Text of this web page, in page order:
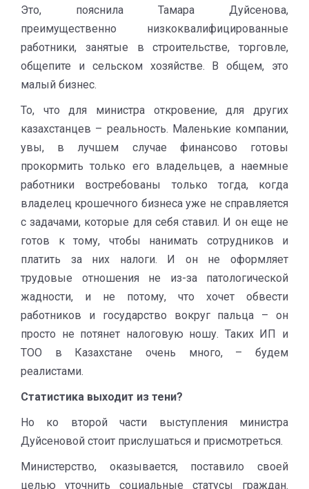
Это, пояснила Тамара Дуйсенова,
преимущественно низкоквалифицированные
работники, занятые в строительстве, торговле,
общепите и сельском хозяйстве. В общем, это
малый бизнес.
То, что для министра откровение, для других
казахстанцев – реальность. Маленькие компании,
увы, в лучшем случае финансово готовы
прокормить только его владельцев, а наемные
работники востребованы только тогда, когда
владелец крошечного бизнеса уже не справляется
с задачами, которые для себя ставил. И он еще не
готов к тому, чтобы нанимать сотрудников и
платить за них налоги. И он не оформляет
трудовые отношения не из-за патологической
жадности, и не потому, что хочет обвести
работников и государство вокруг пальца – он
просто не потянет налоговую ношу. Таких ИП и
ТОО в Казахстане очень много, – будем
реалистами.
Статистика выходит из тени?
Но ко второй части выступления министра
Дуйсеновой стоит прислушаться и присмотреться.
Министерство, оказывается, поставило своей
целью уточнить социальные статусы граждан.